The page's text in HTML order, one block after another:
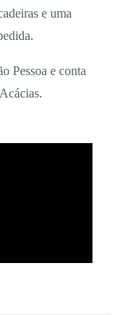
e uma
Pessoa e conta